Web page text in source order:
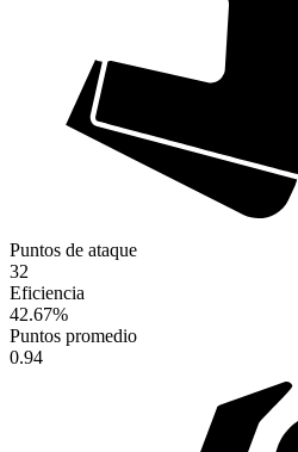
Puntos de ataque
32
Eficiencia
42.67%
Puntos promedio
0.94